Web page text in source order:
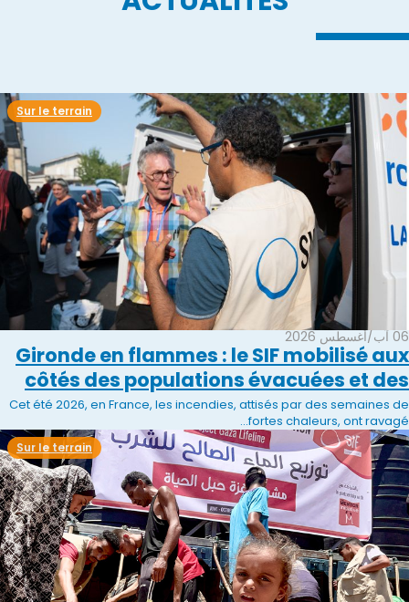
06 آب/أغسطس 2026
Gironde en flammes : le SIF mobilisé aux
côtés des populations évacuées et des
équipes de secours
Cet été 2026, en France, les incendies, attisés par des semaines de
fortes chaleurs, ont ravagé...
Sur le terrain
Sur le terrain